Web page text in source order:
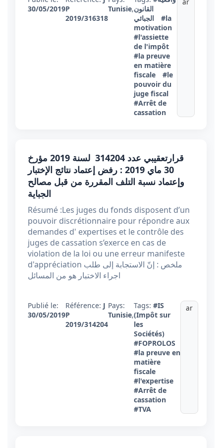
30/05/2019P
2019/316318
Tunisie,القانون
الجبائي
#la
motivation
#l'assiette
de l'impôt
#la preuve
en matière
fiscale
#le
pouvoir du
juge fiscal
#Arrêt de
cassation
قرارتعقيبي عدد 314204 ​​​​​​​لسنة 2019 مؤرخ
30 ماي 2019 : رفض إعتماد نتائج الإختبار
وإعتماد نسبة التلف المقررة من قبل مصالح
الجباية
Résumé :Les juges du fonds disposent d’un
pouvoir discrétionnaire pour répondre aux
demandes d' expertises et le contrôle des
juges de cassation s’exerce en cas de
violation de la loi ou une erreur manifeste
d'appréciation ملخص : إنّ الاستجابة إلى طلب
اجراء الاختبار هو من المسائل
Publié le:
30/05/2019
Référence: J
P
2019/314204
Pays:
Tunisie,
Tags: #IS
(Impôt sur
les
Sociétés)
#FOPROLOS
#la preuve en
matière
fiscale
#l'expertise
#Arrêt de
cassation
#TVA
ar